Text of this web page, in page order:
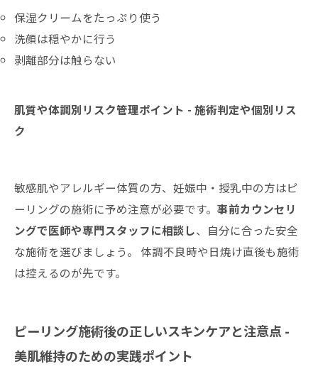
保湿クリームをたっぷり使う
洗顔は穏やかに行う
剥離部分は触らない
肌質や体調別リスク管理ポイント - 施術判定や個別リス
ク
敏感肌やアレルギー体質の方、妊娠中・授乳中の方はピ
ーリングの施術に予め注意が必要です。 事前カウンセリ
ングで医師や専門スタッフに相談し、自分に合った安全
な施術を選びましょう。 体調不良時や日焼け直後も施術
は控えるのが先です。
ピーリング施術後の正しいスキンケアと注意点 -
美肌維持のための実践ポイント